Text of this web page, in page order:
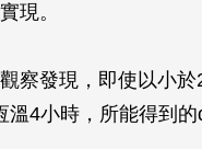
現。
察發現，即使以小
溫4小時，所能得到